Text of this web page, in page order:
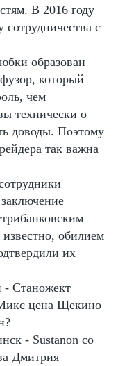
В 2016 году
с
образован
который
чем
технически о
доводы. Поэтому
так важна
обилием
их
- Станожект
цена Щекино
- Sustanon со
Дмитрия